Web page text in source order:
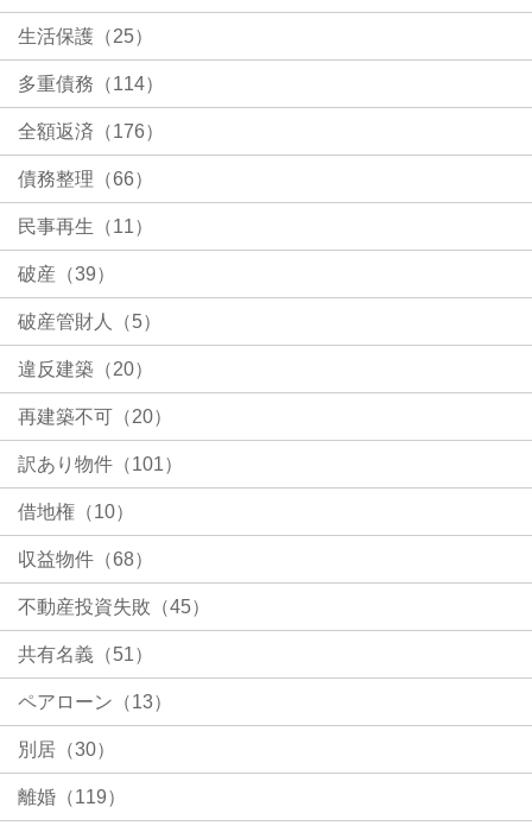
生活保護（25）
多重債務（114）
全額返済（176）
債務整理（66）
民事再生（11）
破産（39）
破産管財人（5）
違反建築（20）
再建築不可（20）
訳あり物件（101）
借地権（10）
収益物件（68）
不動産投資失敗（45）
共有名義（51）
ペアローン（13）
別居（30）
離婚（119）